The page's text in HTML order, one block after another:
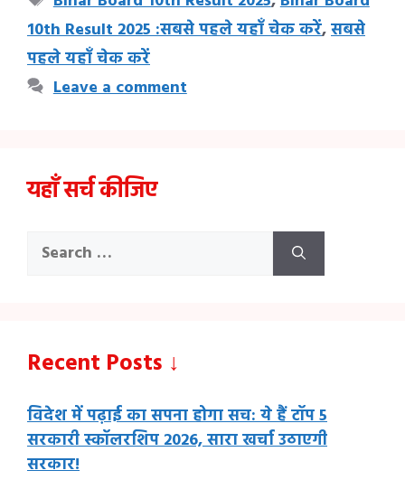
10th Result 2025 :सबसे पहले यहाँ चेक करें,सबसे
पहले यहाँ चेक करें
Leave a comment
यहाँ सर्च कीजिए
Search
Recent Posts ↓
विदेश में पढ़ाई का सपना होगा सच: ये हैं टॉप 5
सरकारी स्कॉलरशिप 2026, सारा खर्चा उठाएगी
सरकार!